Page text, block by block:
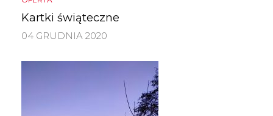
Kartki świąteczne
04 GRUDNIA 2020